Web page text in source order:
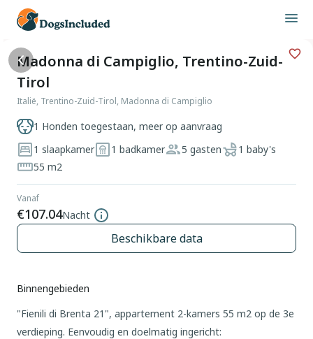
Madonna di Campiglio, Trentino-Zuid-
Tirol
Italië, Trentino-Zuid-Tirol, Madonna di Campiglio
1 Honden toegestaan, meer op aanvraag
1 slaapkamer
1 badkamer 5 gasten
1 baby's
55 m2
Vanaf
€107.04Nacht
Beschikbare data
Binnengebieden
"Fienili di Brenta 21", appartement 2-kamers 55 m2 op de 3e
verdieping. Eenvoudig en doelmatig ingericht: